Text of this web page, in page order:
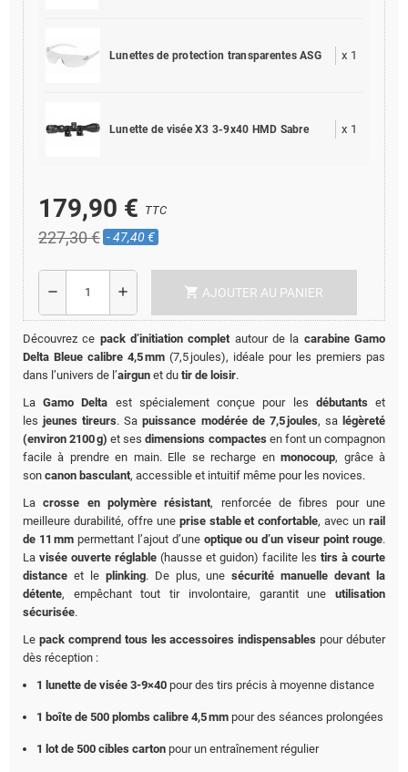
Lunettes de protection transparentes ASG x 1
Lunette de visée X3 3-9x40 HMD Sabre x 1
179,90 € TTC
227,30 € - 47,40 €
remove add shopping_cart AJOUTER AU PANIER
Découvrez ce pack d’initiation complet autour de la carabine Gamo
Delta Bleue calibre 4,5 mm (7,5 joules), idéale pour les premiers pas
dans l’univers de l’airgun et du tir de loisir.
LaGamo Delta est spécialement conçue pour les débutantset
lesjeunes tireurs. Sapuissance modérée de 7,5 joules, salégèreté
(environ 2100 g) et sesdimensions compactesen font un compagnon
facile à prendre en main. Elle se recharge enmonocoup, grâce à
son canon basculant, accessible et intuitif même pour les novices.
Lacrosse en polymère résistant, renforcée de fibres pour une
meilleure durabilité, offre une prise stable et confortable, avec unrail
de 11 mmpermettant l’ajout d’une optique ou d’un viseur point rouge.
La visée ouverte réglable (hausse et guidon) facilite les tirs à courte
distance et le plinking. De plus, unesécurité manuelle devant la
détente, empêchant tout tir involontaire, garantit une utilisation
sécurisée.
Le pack comprend tous les accessoires indispensables pour débuter
dès réception :
1 lunette de visée 3‑9×40 pour des tirs précis à moyenne distance
1 boîte de 500 plombs calibre 4,5 mm pour des séances prolongées
1 lot de 500 cibles carton pour un entraînement régulier